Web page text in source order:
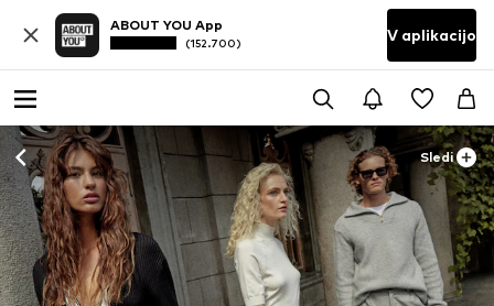
ABOUT YOU App
(152.700) V aplikacijo
Sledi